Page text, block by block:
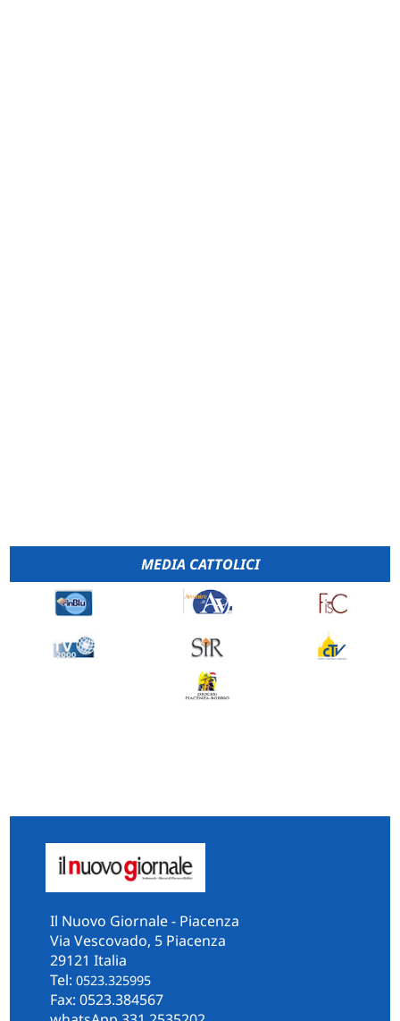
MEDIA CATTOLICI
Il Nuovo Giornale - Piacenza
Via Vescovado, 5 Piacenza
29121 Italia
Tel: 0523.325995
Fax: 0523.384567